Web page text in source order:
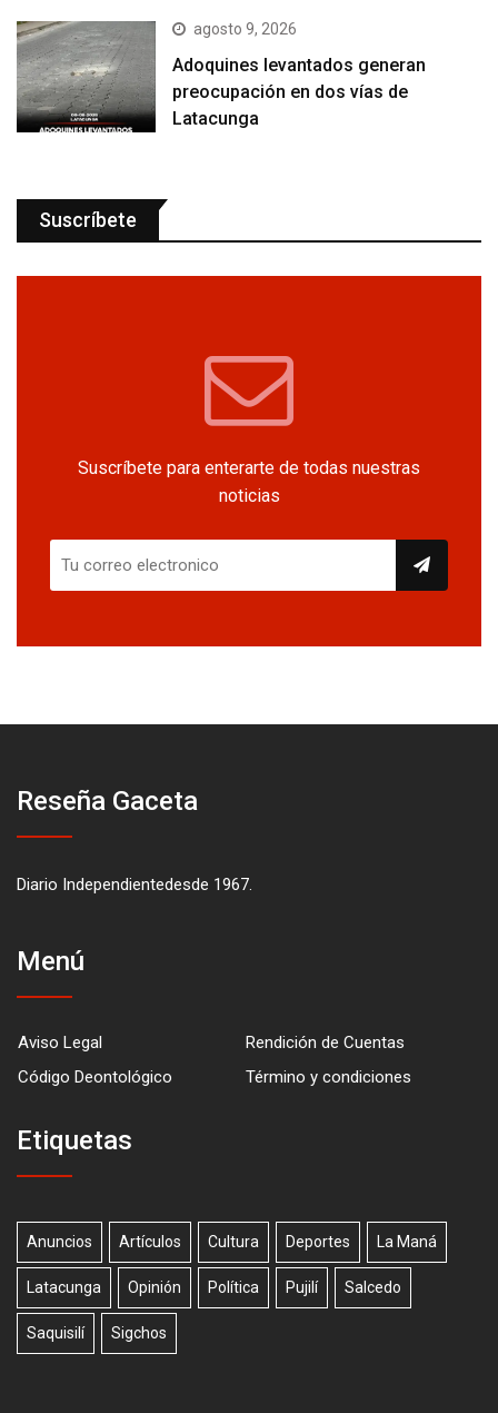
agosto 9, 2026
Adoquines levantados generan
preocupación en dos vías de
Latacunga
Suscríbete
Suscríbete para enterarte de todas nuestras
noticias
Reseña Gaceta
Diario Independientedesde 1967.
Menú
Aviso Legal
Rendición de Cuentas
Código Deontológico
Término y condiciones
Etiquetas
Anuncios Artículos Cultura Deportes La Maná
Latacunga Opinión Política Pujilí Salcedo
Saquisilí Sigchos